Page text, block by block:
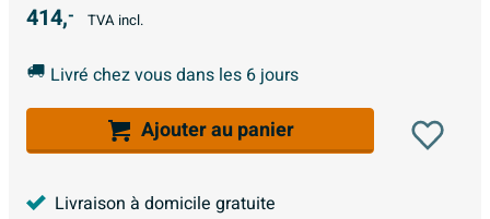
414,- TVA incl.
Livré chez vous dans les 6 jours
Ajouter au panier
Livraison à domicile gratuite